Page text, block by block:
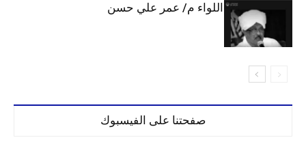
الهلال يحتسب اللواء م/ عمر علي حسن
صفحتنا على الفيسبوك